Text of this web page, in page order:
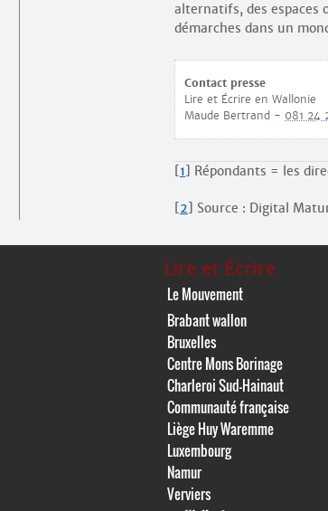
alternatifs, des espaces
démarches dans un
Contact presse
Lire et Écrire en Wallonie
Maude Bertrand - 081 24
[1] Répondants = les
[2] Source : Digital
Lire et Écrire
Le Mouvement
Brabant wallon
Bruxelles
Centre Mons Borinage
Charleroi Sud-Hainaut
Communauté française
Liège Huy Waremme
Luxembourg
Namur
Verviers